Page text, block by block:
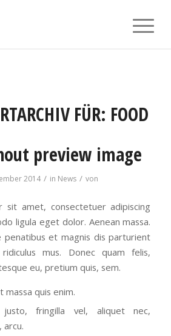
FÜR: FOOD
preview image
2014 / in News / von
sit amet, consectetuer adipiscing
ligula eget dolor. Aenean massa.
penatibus et magnis dis parturient
mus. Donec quam felis,
eu, pretium quis, sem.
massa quis enim.
fringilla vel, aliquet nec,